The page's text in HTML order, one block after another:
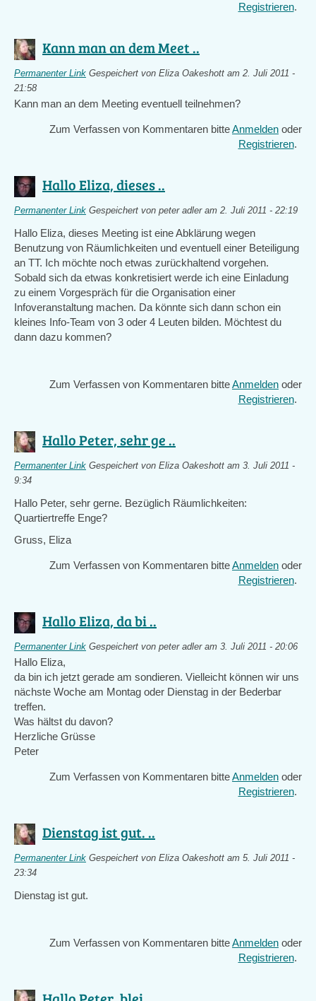
Registrieren.
Kann man an dem Meet ..
Permanenter Link Gespeichert von Eliza Oakeshott am 2. Juli 2011 -
21:58
Kann man an dem Meeting eventuell teilnehmen?
Zum Verfassen von Kommentaren bitteAnmelden oder
Registrieren.
Hallo Eliza, dieses ..
Permanenter Link Gespeichert von peter adleram 2. Juli 2011 - 22:19
Hallo Eliza, dieses Meeting ist eine Abklärung wegen
Benutzung von Räumlichkeiten und eventuell einer Beteiligung
an TT. Ich möchte noch etwas zurückhaltend vorgehen.
Sobald sich da etwas konkretisiert werde ich eine Einladung
zu einem Vorgespräch für die Organisation einer
Infoveranstaltung machen. Da könnte sich dann schon ein
kleines Info-Team von 3 oder 4 Leuten bilden. Möchtest du
dann dazu kommen?
Zum Verfassen von Kommentaren bitteAnmelden oder
Registrieren.
Hallo Peter, sehr ge ..
Permanenter Link Gespeichert von Eliza Oakeshott am 3. Juli 2011 -
9:34
Hallo Peter, sehr gerne. Bezüglich Räumlichkeiten:
Quartiertreffe Enge?
Gruss, Eliza
Zum Verfassen von Kommentaren bitteAnmelden oder
Registrieren.
Hallo Eliza, da bi ..
Permanenter Link Gespeichert von peter adleram 3. Juli 2011 - 20:06
Hallo Eliza,
da bin ich jetzt gerade am sondieren. Vielleicht können wir uns
nächste Woche am Montag oder Dienstag in der Bederbar
treffen.
Was hältst du davon?
Herzliche Grüsse
Peter
Zum Verfassen von Kommentaren bitteAnmelden oder
Registrieren.
Dienstag ist gut. ..
Permanenter Link Gespeichert von Eliza Oakeshott am 5. Juli 2011 -
23:34
Dienstag ist gut.
Zum Verfassen von Kommentaren bitteAnmelden oder
Registrieren.